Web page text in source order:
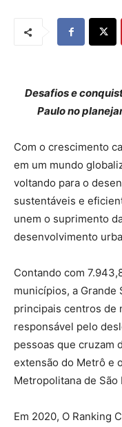
Desafios e
Paulo no
Com o crescimento
em um mundo
voltando para o
sustentáveis e
unem o suprimento
desenvolvimento
Contando com
municípios, a Grande
principais centros de
responsável pelo
pessoas que cruzam
extensão do Metrô e
Metropolitana de São
Em 2020, O Ranking